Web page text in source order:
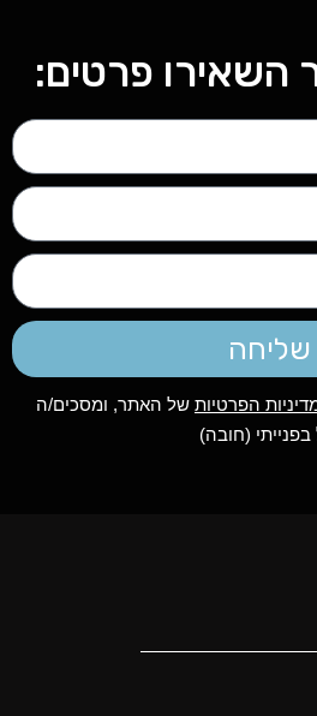
השאירו פרטים:
שליחה
הפרטיות של האתר, ומסכים/ה
(חובה)